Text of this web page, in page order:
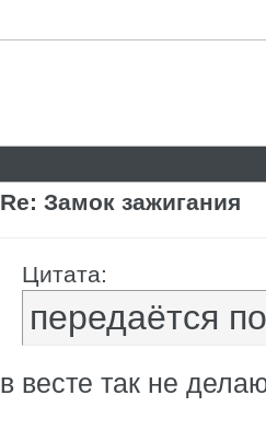
Re: Замок зажигания
Цитата:
передаётся
в весте так не